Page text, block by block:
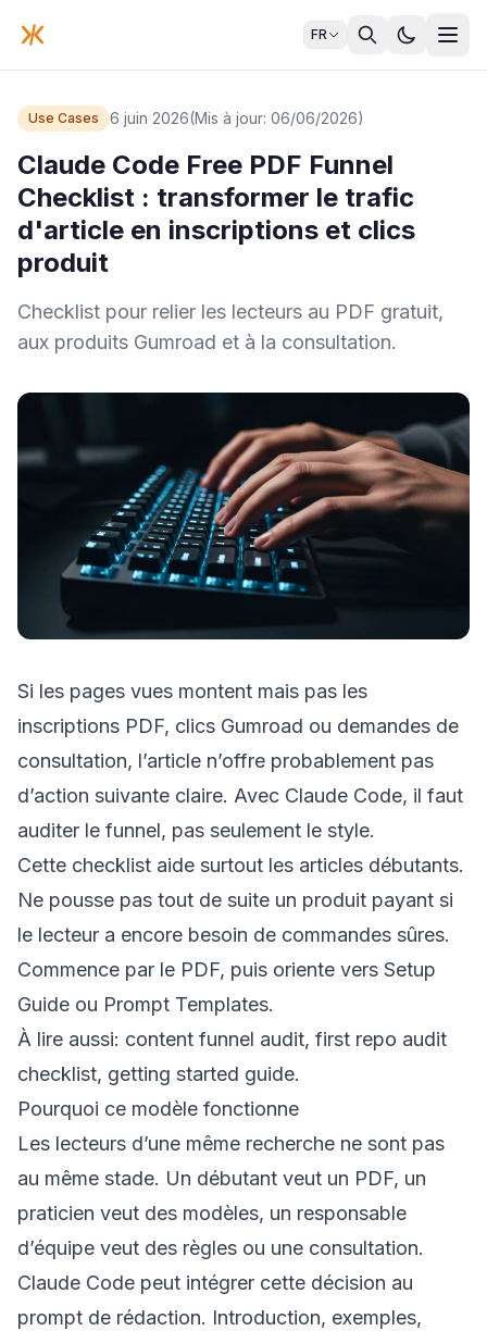
FR
Use Cases 6 juin 2026(Mis à jour: 06/06/2026)
Claude Code Free PDF Funnel
Checklist : transformer le trafic
d'article en inscriptions et clics
produit
Checklist pour relier les lecteurs au PDF gratuit,
aux produits Gumroad et à la consultation.
Si les pages vues montent mais pas les
inscriptions PDF, clics Gumroad ou demandes de
consultation, l’article n’offre probablement pas
d’action suivante claire. Avec Claude Code, il faut
auditer le funnel, pas seulement le style.
Cette checklist aide surtout les articles débutants.
Ne pousse pas tout de suite un produit payant si
le lecteur a encore besoin de commandes sûres.
Commence par le PDF, puis oriente vers Setup
Guide ou Prompt Templates.
À lire aussi: content funnel audit, first repo audit
checklist, getting started guide.
Pourquoi ce modèle fonctionne
Les lecteurs d’une même recherche ne sont pas
au même stade. Un débutant veut un PDF, un
praticien veut des modèles, un responsable
d’équipe veut des règles ou une consultation.
Claude Code peut intégrer cette décision au
prompt de rédaction. Introduction, exemples,